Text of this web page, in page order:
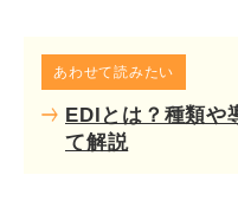
あわせて読みたい
EDIとは？種類や
て解説